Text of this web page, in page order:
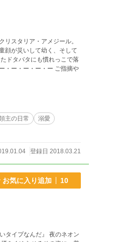
顔が災いして幼く、そして
主の日常
溺愛
登録日 2018.03.21
お気に入り追加 10
だ』 夜のネオン